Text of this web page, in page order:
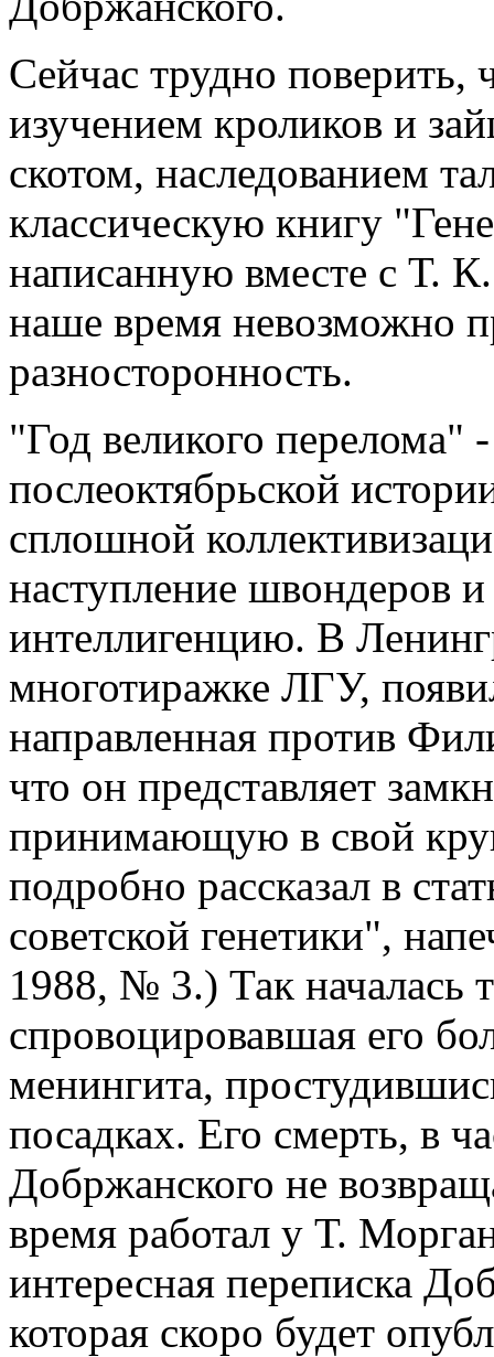
Сейчас трудно поверить,
изучением кроликов и
скотом, наследованием
классическую книгу
написанную вместе с Т.
наше время невозможно
разносторонность.
"Год великого перелома"
послеоктябрьской
сплошной
наступление швондеров
интеллигенцию. В
многотиражке ЛГУ,
направленная против
что он представляет
принимающую в свой
подробно рассказал в
советской генетики",
1988, № 3.) Так началась
спровоцировавшая его
менингита,
посадках. Его смерть, в
Добржанского не
время работал у Т.
интересная переписка
которая скоро будет